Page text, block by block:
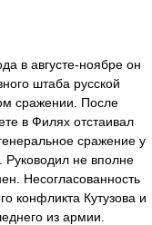
в августе-ноябре он
штаба русской
сражении. После
в Филях отстаивал
сражение у
Руководил не вполне
Несогласованность
конфликта Кутузова и
из армии.